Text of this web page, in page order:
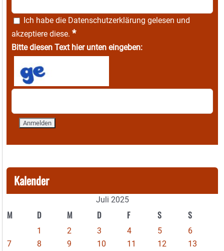
Ich habe die Datenschutzerklärung gelesen und
akzeptiere diese. *
Bitte diesen Text hier unten eingeben:
Kalender
Juli 2025
M D M D F S S
1 2 3 4 5
6
7
8 9 10 11 12
13